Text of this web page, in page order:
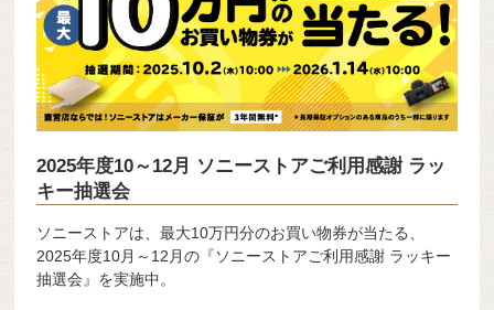
2025年度10～12月 ソニーストアご利用感謝 ラッ
キー抽選会
ソニーストアは、最大10万円分のお買い物券が当たる、
2025年度10月～12月の『ソニーストアご利用感謝 ラッキー
抽選会』を実施中。